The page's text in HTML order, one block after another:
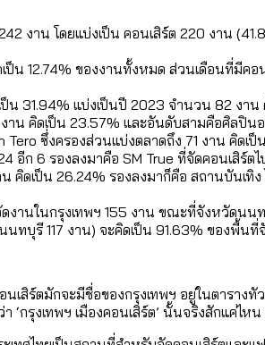
ส.ก. ต้องทำการบ้าน
ตั้งชวนคุยกันถึงบทเรียนที่เราไ
ในกรุงเทพฯ
ถึงได้มากน้อยแค่ไหน
ปฐม และล่าสุดที่กาญจนบุรี
ม. ในยุคชัชชาติ ลงเขตไหน ทำอะ
Transgender ทั่วโลก ประเทศไ
วงความขัดแย้งไทย-กัมพูชา [ข้อ
ลิตซ้ำผ่านวิดีโอ AI ในช่วงความขั
ตติ้งในไทยจำนวน 526 งาน ตั้งแ
ในยุคชัชชาติ มีอะไร ใช้งบแค่ไหน
ข้าปอด [ข้อมูลดิบ]
งาน โดยแบ่งเป็น คอนเสิร์ต 220 งาน
12.74% ของงานทั้งหมด ส่วนเดือนที่มีคอ
น 31.94% แบ่งเป็นปี 2023 จำนวน 82 งา
คิดเป็น 23.57% และอันดับสามคือศิลปินอ
ซึ่งครองส่วนแบ่งตลาดถึง 71 งาน คิดเ
อีก 6 รองลงมาคือ SM True ที่จัดคอนเสิร์
ดเป็น 26.24% รองลงมาก็คือ สถานบันเทิ
านในกรุงเทพฯ 155 งาน ขณะที่จังหวัดน
ทบุรี 117 งาน) จะคิดเป็น 91.63% ของพื้น
ตมักจะมีชื่อของกรุงเทพฯ อยู่ในตารางทัว
กรุงเทพฯ เมืองคอนเสิร์ต’ นั้นจริงสักแค่ไหน